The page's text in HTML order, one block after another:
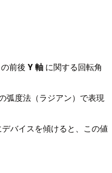
前後 Y 軸 に関する回転角
弧度法（ラジアン）で表現
バイスを傾けると、この値